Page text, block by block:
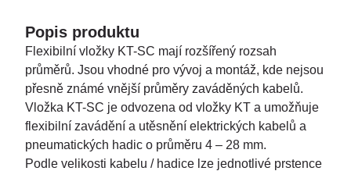
Popis produktu
Flexibilní vložky KT-SC mají rozšířený rozsah
průměrů. Jsou vhodné pro vývoj a montáž, kde nejsou
přesně známé vnější průměry zaváděných kabelů.
Vložka KT-SC je odvozena od vložky KT a umožňuje
flexibilní zavádění a utěsnění elektrických kabelů a
pneumatických hadic o průměru 4 – 28 mm.
Podle velikosti kabelu / hadice lze jednotlivé prstence